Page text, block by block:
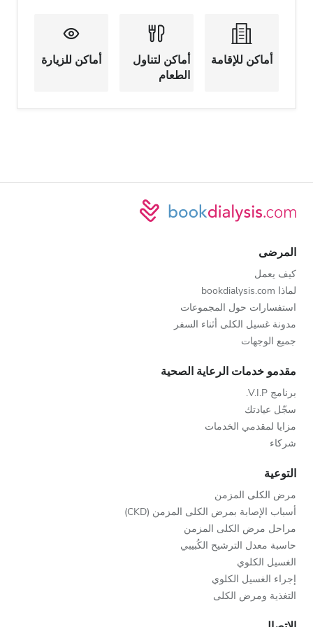
أماكن للإقامة
أماكن لتناول
الطعام
أماكن للزيارة
المرضى
كيف يعمل
لماذا bookdialysis.com
استفسارات حول المجموعات
مدونة غسيل الكلى أثناء السفر
جميع الوجهات
مقدمو خدمات الرعاية الصحية
برنامج V.I.P.
سجّل عيادتك
مزايا لمقدمي الخدمات
شركاء
التوعية
مرض الكلى المزمن
أسباب الإصابة بمرض الكلى المزمن (CKD)
مراحل مرض الكلى المزمن
حاسبة معدل الترشيح الكُبيبي
الغسيل الكلوي
إجراء الغسيل الكلوي
التغذية ومرض الكلى